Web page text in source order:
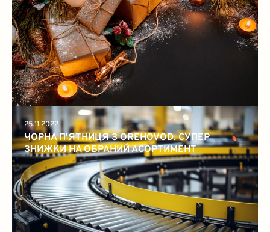
25.11.2022
ЧОРНА П’ЯТНИЦЯ З OREHOVOD. СУПЕР
ЗНИЖКИ НА ОБРАНИЙ АСОРТИМЕНТ